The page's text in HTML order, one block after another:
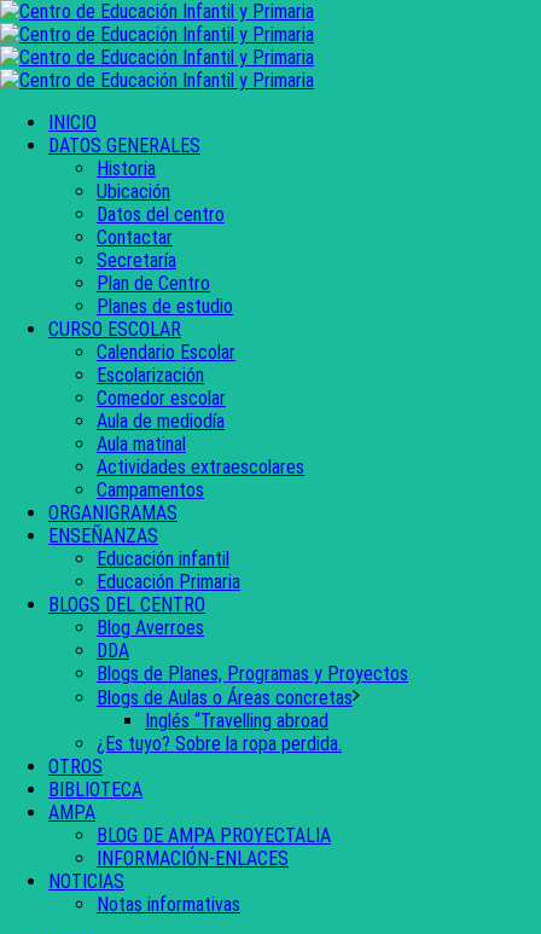
INICIO
DATOS GENERALES
Historia
Ubicación
Datos del centro
Contactar
Secretaría
Plan de Centro
Planes de estudio
CURSO ESCOLAR
Calendario Escolar
Escolarización
Comedor escolar
Aula de mediodía
Aula matinal
Actividades extraescolares
Campamentos
ORGANIGRAMAS
ENSEÑANZAS
Educación infantil
Educación Primaria
BLOGS DEL CENTRO
Blog Averroes
DDA
Blogs de Planes, Programas y Proyectos
Blogs de Aulas o Áreas concretas
Inglés “Travelling abroad
¿Es tuyo? Sobre la ropa perdida.
OTROS
BIBLIOTECA
AMPA
BLOG DE AMPA PROYECTALIA
INFORMACIÓN-ENLACES
NOTICIAS
Notas informativas